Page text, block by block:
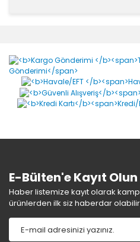
Yorum
Ürün resmi kalitesiz,
Ürün açıklamasında
Ürün bilgilerinde hatalar
E-Bülten'e Kayıt Olun
Haber listemize kayıt olarak
ürünlerden ilk siz haberdar